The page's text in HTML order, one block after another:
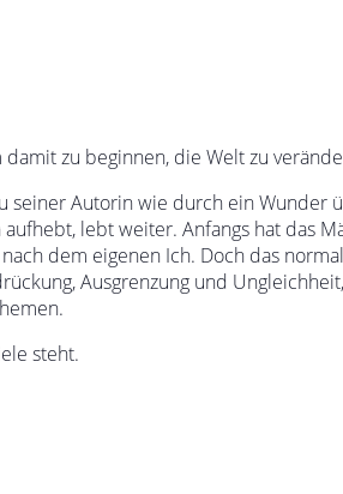
zu beginnen, die Welt zu
seiner Autorin wie durch ein
lebt weiter. Anfangs hat das
dem eigenen Ich. Doch das
Ausgrenzung und
steht.